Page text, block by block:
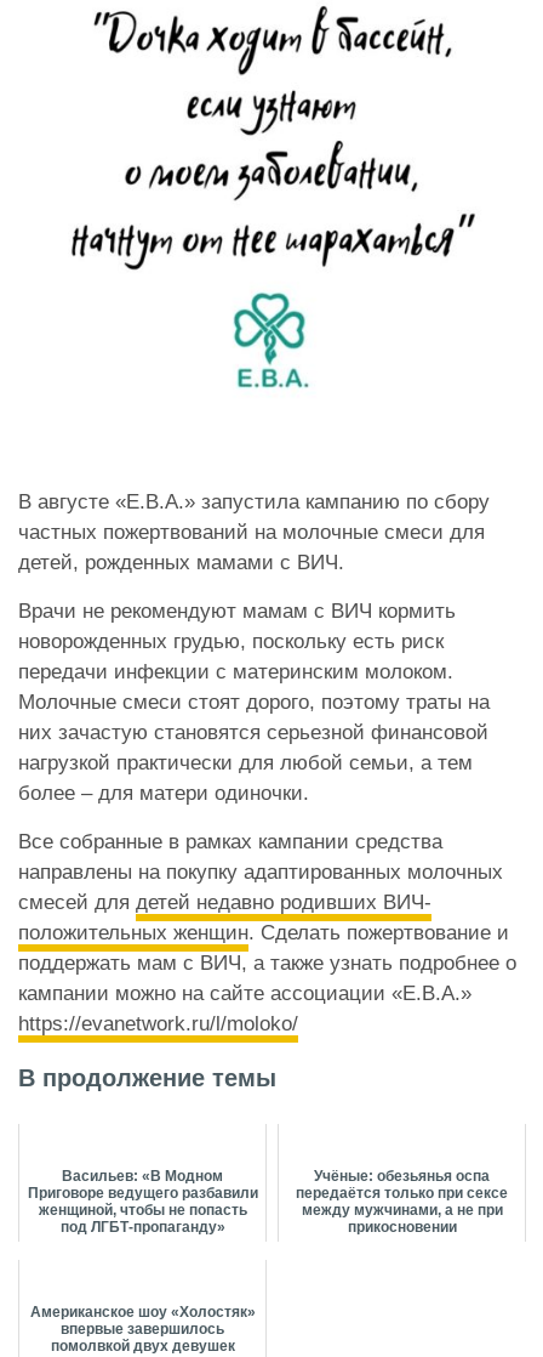
В августе «Е.В.А.» запустила кампанию по сбору
частных пожертвований на молочные смеси для
детей, рожденных мамами с ВИЧ.
Врачи не рекомендуют мамам с ВИЧ кормить
новорожденных грудью, поскольку есть риск
передачи инфекции с материнским молоком.
Молочные смеси стоят дорого, поэтому траты на
них зачастую становятся серьезной финансовой
нагрузкой практически для любой семьи, а тем
более – для матери одиночки.
Все собранные в рамках кампании средства
направлены на покупку адаптированных молочных
смесей для детей недавно родивших ВИЧ-
положительных женщин. Сделать пожертвование и
поддержать мам с ВИЧ, а также узнать подробнее о
кампании можно на сайте ассоциации «Е.В.А.»
https://evanetwork.ru/l/moloko/
В продолжение темы
Васильев: «В Модном
Приговоре ведущего разбавили
женщиной, чтобы не попасть
под ЛГБТ-пропаганду»
Учёные: обезьянья оспа
передаётся только при сексе
между мужчинами, а не при
прикосновении
Американское шоу «Холостяк»
впервые завершилось
помолвкой двух девушек